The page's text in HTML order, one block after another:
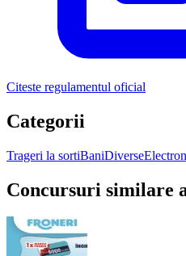
Citeste regulamentul oficial
Categorii
Trageri la sortiBaniDiverse
Concursuri similare